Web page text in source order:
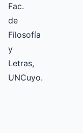
Fac.
de
Filosofía
y
Letras,
UNCuyo.